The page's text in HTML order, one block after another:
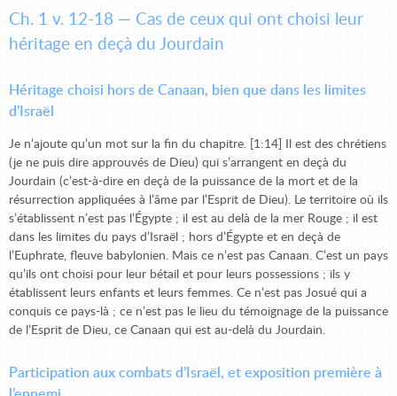
Ch. 1 v. 12-18 — Cas de ceux qui ont choisi leur
héritage en deçà du Jourdain
Héritage choisi hors de Canaan, bien que dans les limites
d’Israël
Je n’ajoute qu’un mot sur la fin du chapitre. [1:14] Il est des chrétiens
(je ne puis dire approuvés de Dieu) qui s’arrangent en deçà du
Jourdain (c’est-à-dire en deçà de la puissance de la mort et de la
résurrection appliquées à l’âme par l’Esprit de Dieu). Le territoire où ils
s’établissent n’est pas l’Égypte ; il est au delà de la mer Rouge ; il est
dans les limites du pays d’Israël ; hors d’Égypte et en deçà de
l’Euphrate, fleuve babylonien. Mais ce n’est pas Canaan. C’est un pays
qu’ils ont choisi pour leur bétail et pour leurs possessions ; ils y
établissent leurs enfants et leurs femmes. Ce n’est pas Josué qui a
conquis ce pays-là ; ce n’est pas le lieu du témoignage de la puissance
de l’Esprit de Dieu, ce Canaan qui est au-delà du Jourdain.
Participation aux combats d’Israël, et exposition première à